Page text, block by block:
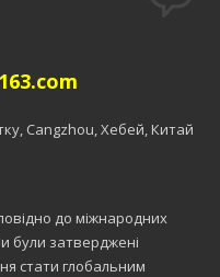
Cangzhou, Хебей, Китай
до міжнародних
були затверджені
стати глобальним